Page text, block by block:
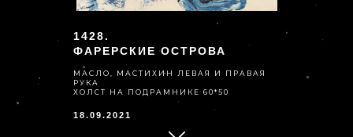
МАСЛО, МАСТИХИН ЛЕВАЯ И ПРАВАЯ
РУКА
ХОЛСТ НА ПОДРАМНИКЕ 60*50
1428.
ФАРЕРСКИЕ ОСТРОВА
18.09.2021